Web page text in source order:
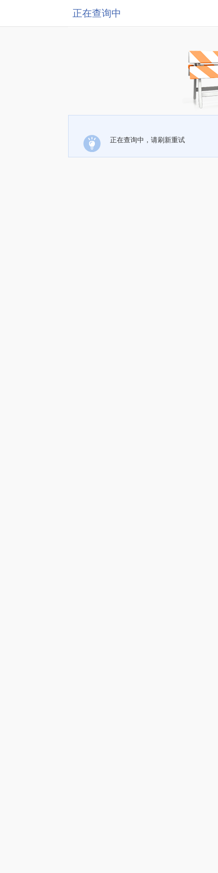
正在查询中
正在查询中，请刷新重试